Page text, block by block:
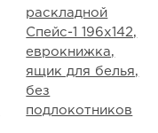
раскладной
Спейс-1 196х142,
еврокнижка,
ящик для белья,
без
подлокотников